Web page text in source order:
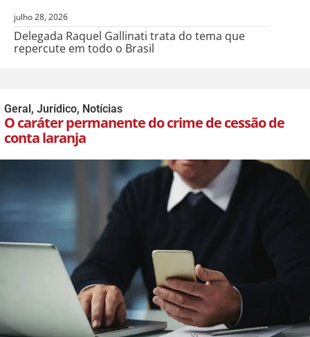
julho 28, 2026
Delegada Raquel Gallinati trata do tema que
repercute em todo o Brasil
Geral, Jurídico, Notícias
O caráter permanente do crime de cessão de
conta laranja